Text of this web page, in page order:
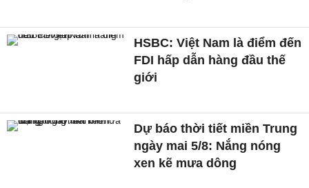
HSBC: Việt Nam là điểm đến
FDI hấp dẫn hàng đầu thế
giới
Dự báo thời tiết miền Trung
ngày mai 5/8: Nắng nóng
xen kẽ mưa dông